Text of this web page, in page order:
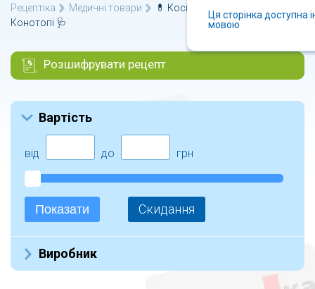
Ця сторінка доступна
мовою
Рецептіка Медичні товари
💊 Косметичні прилади у
Конотопі 🩺
Розшифрувати рецепт
Вартість
від до грн
Показати Скидання
Виробник